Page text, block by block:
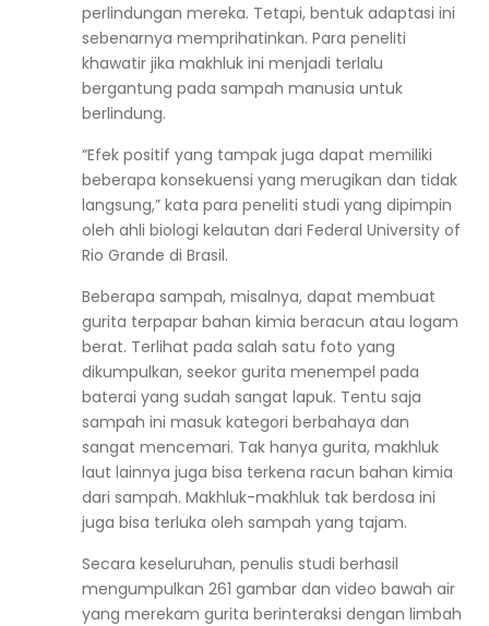
perlindungan mereka. Tetapi, bentuk adaptasi ini
sebenarnya memprihatinkan. Para peneliti
khawatir jika makhluk ini menjadi terlalu
bergantung pada sampah manusia untuk
berlindung.
“Efek positif yang tampak juga dapat memiliki
beberapa konsekuensi yang merugikan dan tidak
langsung,” kata para peneliti studi yang dipimpin
oleh ahli biologi kelautan dari Federal University of
Rio Grande di Brasil.
Beberapa sampah, misalnya, dapat membuat
gurita terpapar bahan kimia beracun atau logam
berat. Terlihat pada salah satu foto yang
dikumpulkan, seekor gurita menempel pada
baterai yang sudah sangat lapuk. Tentu saja
sampah ini masuk kategori berbahaya dan
sangat mencemari. Tak hanya gurita, makhluk
laut lainnya juga bisa terkena racun bahan kimia
dari sampah. Makhluk-makhluk tak berdosa ini
juga bisa terluka oleh sampah yang tajam.
Secara keseluruhan, penulis studi berhasil
mengumpulkan 261 gambar dan video bawah air
yang merekam gurita berinteraksi dengan limbah